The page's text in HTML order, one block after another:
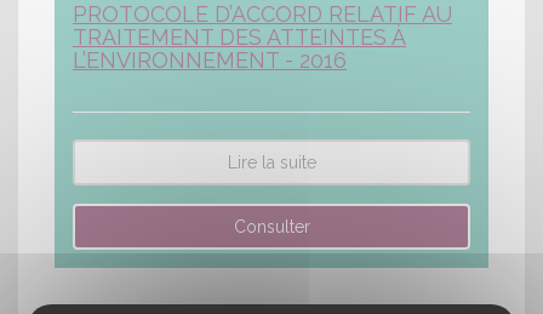
PROTOCOLE D’ACCORD RELATIF AU
TRAITEMENT DES ATTEINTES À
L’ENVIRONNEMENT - 2016
Lire la suite